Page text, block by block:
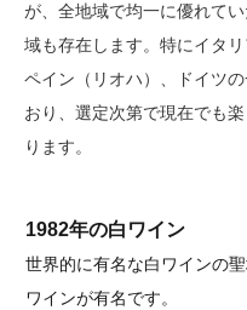
が、全地域で均一に優れて
域も存在します。特にイタ
ペイン（リオハ）、ドイツ
おり、選定次第で現在でも
ります。
1982年の白ワイン
世界的に有名な白ワインの
ワインが有名です。